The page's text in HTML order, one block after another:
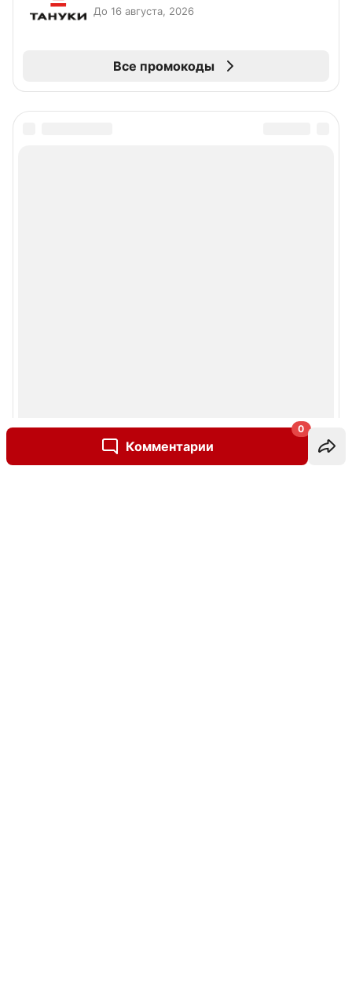
Комментарии
0
До 16 августа, 2026
Все промокоды